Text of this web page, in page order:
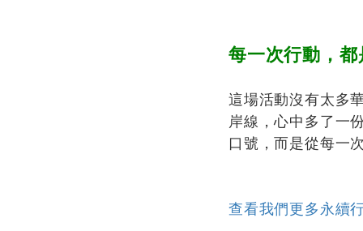
每一次行動，
這場活動沒有太多
岸線，心中多了一
口號，而是從每一
查看我們更多永續